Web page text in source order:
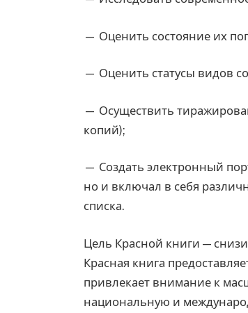
— Оценить состояние их
— Оценить статусы видов
— Осуществить
копий);
— Создать электронный
но и включал в себя
списка.
Цель Красной книги —
Красная книга
привлекает внимание к
национальную и